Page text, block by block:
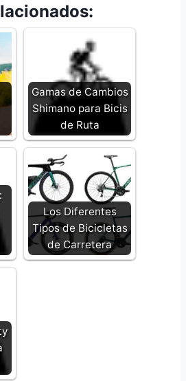
Gamas de Cambios
Shimano para Bicis
de Ruta
Los Diferentes
Tipos de Bicicletas
de Carretera